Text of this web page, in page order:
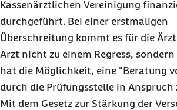
Kassenärztlichen Vereinigung
durchgeführt. Bei einer erstmaligen
Überschreitung kommt es für die
Arzt nicht zu einem Regress, sondern
hat die Möglichkeit, eine "Beratung
durch die Prüfungsstelle in Anspruch
Mit dem Gesetz zur Stärkung der